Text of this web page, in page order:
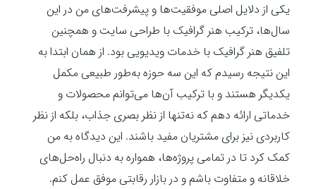
یکی از دلایل اصلی موفقیت‌ها و پیشرفت‌های من در این
سال‌ها، ترکیب هنر گرافیک با طراحی سایت و همچنین
تلفیق هنر گرافیک با خدمات ویدیویی بود. از همان ابتدا به
این نتیجه رسیدم که این سه حوزه به‌طور طبیعی مکمل
یکدیگر هستند و با ترکیب آن‌ها می‌توانم محصولات و
خدماتی ارائه دهم که نه‌تنها از نظر بصری جذاب، بلکه از نظر
کاربردی نیز برای مشتریان مفید باشند. این دیدگاه به من
کمک کرد تا در تمامی پروژه‌ها، همواره به دنبال راه‌حل‌های
خلاقانه و متفاوت باشم و در بازار رقابتی موفق عمل کنم.